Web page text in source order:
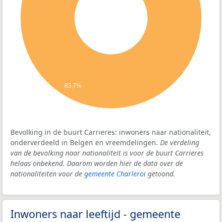
83,7%
Bevolking in de buurt Carrieres: inwoners naar nationaliteit,
onderverdeeld in Belgen en vreemdelingen. De verdeling
van de bevolking naar nationaliteit is voor de buurt Carrieres
helaas onbekend. Daarom worden hier de data over de
nationaliteiten voor de gemeente Charleroi getoond.
Inwoners naar leeftijd - gemeente